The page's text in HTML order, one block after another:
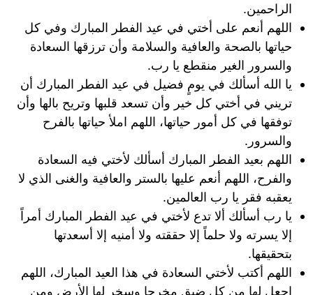
الراحمين.
اللهم أنعم على أختي في عيد الفطر المبارك وفي كل
حياتها بالصحة والعافية والسلامة وأن ترزقها السعادة
والسرور الغير منقطع يا رب.
يا الله أسألك في يومٍ فضيل في عيد الفطر المبارك أن
تريني في أختي كل خير وأن تسعد قلبها وتريح بالها وأن
توفقها في كل أمور حياتها، اللهم املأ حياتها بالفرح
والسرور.
اللهم بعيد الفطر المبارك أسألك لأختي فيه السعادة
والفرح، اللهم أنعم عليها بالستر والعافية والغنى الذي لا
يعقبه فقر يا رب العالمين.
يا رب أسألك ألا تدع لأختي في عيد الفطر المبارك أمراً
إلا يسرته ولا حلماً إلا حققته ولا أمنيه إلا أسعدتها
بتحقيقها.
اللهم أكتب لأختي السعادة في هذا العيد المبارك، اللهم
اجعل لها من كل ضيق مخرجا وسخر لها الأرض ومن